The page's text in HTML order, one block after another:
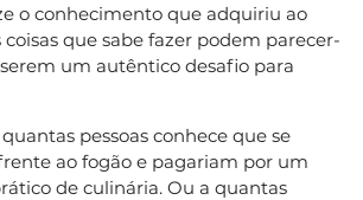
o conhecimento que adquiriu ao
coisas que sabe fazer podem parecer-
um autêntico desafio para
pessoas conhece que se
ao fogão e pagariam por um
de culinária. Ou a quantas